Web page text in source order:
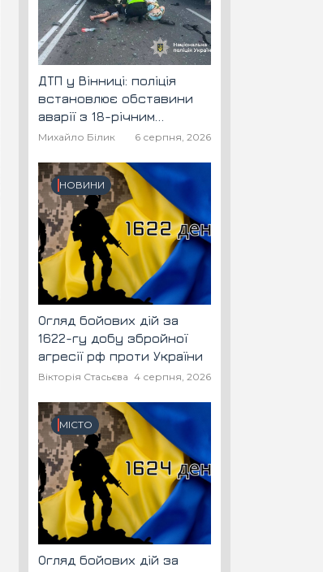
ДТП у Вінниці: поліція
встановлює обставини
аварії з 18-річним
скутеристом
Михайло Білик 6 серпня, 2026
НОВИНИ
Огляд бойових дій за
1622-гу добу збройної
агресії рф проти України
Вікторія Стасьєва 4 серпня, 2026
МІСТО
Огляд бойових дій за